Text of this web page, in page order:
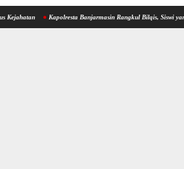
Kapolresta Banjarmasin Rangkul Bilqis, Siswi yang Tinggal